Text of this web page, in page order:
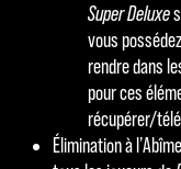
Super Deluxe
vous
rendre dans
pour ces
récupérer/
Élimination à